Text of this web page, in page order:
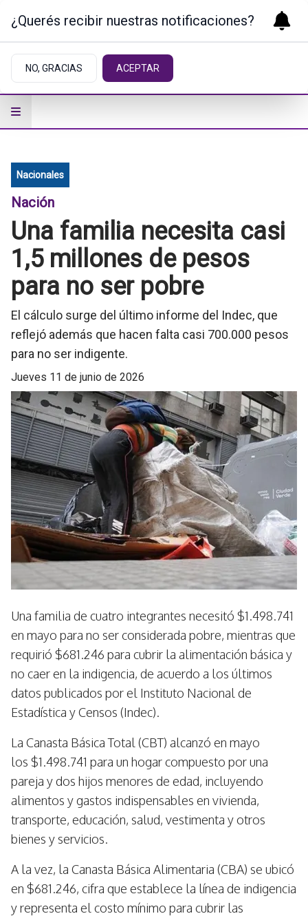
Nacionales
Nación
Una familia necesita casi
1,5 millones de pesos
para no ser pobre
El cálculo surge del último informe del Indec, que
reflejó además que hacen falta casi 700.000 pesos
para no ser indigente.
jueves 11 de junio de 2026
Una familia de cuatro integrantes necesitó $1.498.741
en mayo para no ser considerada pobre, mientras que
requirió $681.246 para cubrir la alimentación básica y
no caer en la indigencia, de acuerdo a los últimos
datos publicados por el Instituto Nacional de
Estadística y Censos (Indec).
La Canasta Básica Total (CBT) alcanzó en mayo
los $1.498.741 para un hogar compuesto por una
pareja y dos hijos menores de edad, incluyendo
alimentos y gastos indispensables en vivienda,
transporte, educación, salud, vestimenta y otros
bienes y servicios.
A la vez, la Canasta Básica Alimentaria (CBA) se ubicó
en $681.246, cifra que establece la línea de indigencia
y representa el costo mínimo para cubrir las
¿Querés recibir nuestras notificaciones?
NO, GRACIAS ACEPTAR